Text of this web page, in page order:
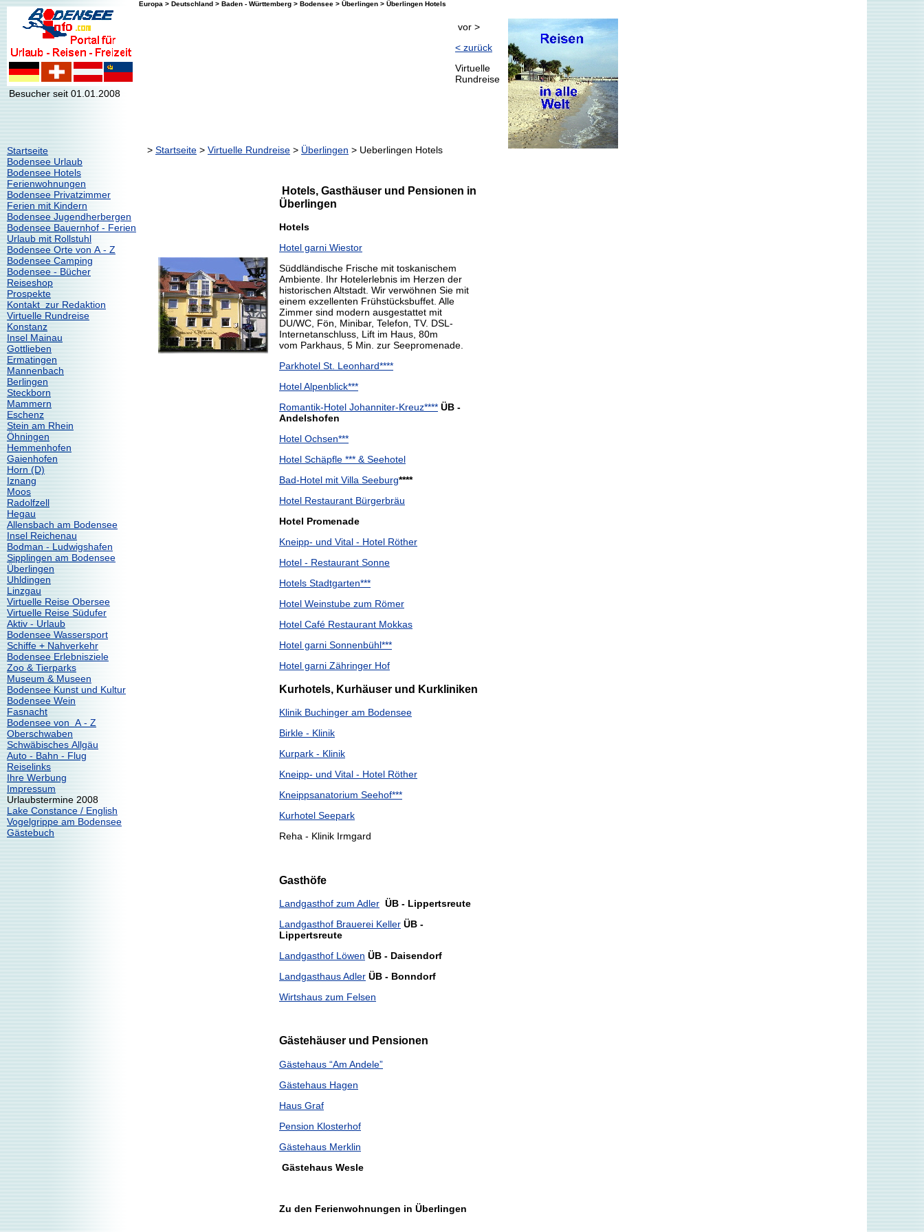
Besucher seit 01.01.2008
Startseite
Bodensee Urlaub
Bodensee Hotels
Ferienwohnungen
Bodensee Privatzimmer
Ferien mit Kindern
Bodensee Jugendherbergen
Bodensee Bauernhof - Ferien
Urlaub mit Rollstuhl
Bodensee Orte von A - Z
Bodensee Camping
Bodensee - Bücher
Reiseshop
Prospekte
Kontakt zur Redaktion
Virtuelle Rundreise
Konstanz
Insel Mainau
Gottlieben
Ermatingen
Mannenbach
Berlingen
Steckborn
Mammern
Eschenz
Stein am Rhein
Öhningen
Hemmenhofen
Gaienhofen
Horn (D)
Iznang
Moos
Radolfzell
Hegau
Allensbach am Bodensee
Insel Reichenau
Bodman - Ludwigshafen
Sipplingen am Bodensee
Überlingen
Uhldingen
Linzgau
Virtuelle Reise Obersee
Virtuelle Reise Südufer
Aktiv - Urlaub
Bodensee Wassersport
Schiffe + Nahverkehr
Bodensee Erlebnisziele
Zoo & Tierparks
Museum & Museen
Bodensee Kunst und Kultur
Bodensee Wein
Fasnacht
Bodensee von A - Z
Oberschwaben
Schwäbisches Allgäu
Auto - Bahn - Flug
Reiselinks
Ihre Werbung
Impressum
Urlaubstermine 2008
Lake Constance / English
Vogelgrippe am Bodensee
Gästebuch
Europa > Deutschland > Baden - Württemberg > Bodensee > Überlingen > Überlingen Hotels
vor >
< zurück
Virtuelle
Rundreise
> Startseite > Virtuelle Rundreise > Überlingen > Ueberlingen Hotels
Hotels, Gasthäuser und Pensionen in
Überlingen
Hotels
Hotel garni Wiestor
Süddländische Frische mit toskanischem
Ambiente. Ihr Hotelerlebnis im Herzen der
historischen Altstadt. Wir verwöhnen Sie mit
einem exzellenten Frühstücksbuffet. Alle
Zimmer sind modern ausgestattet mit
DU/WC, Fön, Minibar, Telefon, TV. DSL-
Internetanschluss, Lift im Haus, 80m
vom Parkhaus, 5 Min. zur Seepromenade.
Parkhotel St. Leonhard****
Hotel Alpenblick***
Romantik-Hotel Johanniter-Kreuz**** ÜB -
Andelshofen
Hotel Ochsen***
Hotel Schäpfle *** & Seehotel
Bad-Hotel mit Villa Seeburg****
Hotel Restaurant Bürgerbräu
Hotel Promenade
Kneipp- und Vital - Hotel Röther
Hotel - Restaurant Sonne
Hotels Stadtgarten***
Hotel Weinstube zum Römer
Hotel Café Restaurant Mokkas
Hotel garni Sonnenbühl***
Hotel garni Zähringer Hof
Kurhotels, Kurhäuser und Kurkliniken
Klinik Buchinger am Bodensee
Birkle - Klinik
Kurpark - Klinik
Kneipp- und Vital - Hotel Röther
Kneippsanatorium Seehof***
Kurhotel Seepark
Reha - Klinik Irmgard
Gasthöfe
Landgasthof zum Adler ÜB - Lippertsreute
Landgasthof Brauerei Keller ÜB -
Lippertsreute
Landgasthof Löwen ÜB - Daisendorf
Landgasthaus Adler ÜB - Bonndorf
Wirtshaus zum Felsen
Gästehäuser und Pensionen
Gästehaus “Am Andele”
Gästehaus Hagen
Haus Graf
Pension Klosterhof
Gästehaus Merklin
Gästehaus Wesle
Zu den Ferienwohnungen in Überlingen